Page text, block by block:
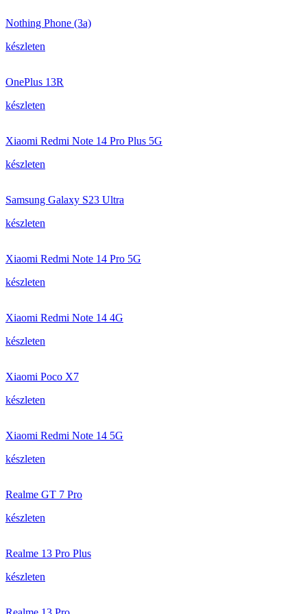
Nothing Phone (3a)
készleten
OnePlus 13R
készleten
Xiaomi Redmi Note 14 Pro Plus 5G
készleten
Samsung Galaxy S23 Ultra
készleten
Xiaomi Redmi Note 14 Pro 5G
készleten
Xiaomi Redmi Note 14 4G
készleten
Xiaomi Poco X7
készleten
Xiaomi Redmi Note 14 5G
készleten
Realme GT 7 Pro
készleten
Realme 13 Pro Plus
készleten